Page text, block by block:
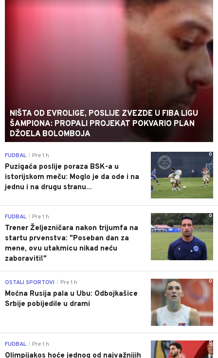
NIŠTA OD EVROLIGE, POSLIJE ZVEZDE U FIBA LIGU
ŠAMPIONA: PROPALI PROJEKAT POKVARIO PLAN
DŽOELA BOLOMBOJA
0
FUDBAL Pre 1 h
Puzigaća poslije poraza BSK-a u
istorijskom meču: Moglo je da ode i na
jednu i na drugu stranu...
0
FUDBAL Pre 1 h
Trener Željezničara nakon trijumfa na
startu prvenstva: "Poseban dan za
mene, ovu utakmicu nikad neću
zaboraviti!"
0
OSTALI SPORTOVI Pre 1 h
Moćna Rusija pala u Ubu: Odbojkašice
Srbije pobijedile u drami
0
FUDBAL Pre 1 h
Olimpijakos hoće jednog od najvažnijih